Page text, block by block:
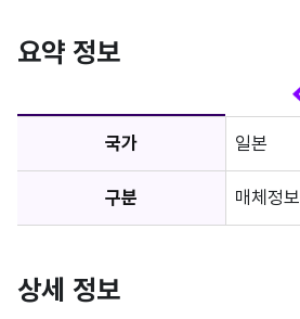
요약 정보
국가 일본
구분 매체정보
상세 정보